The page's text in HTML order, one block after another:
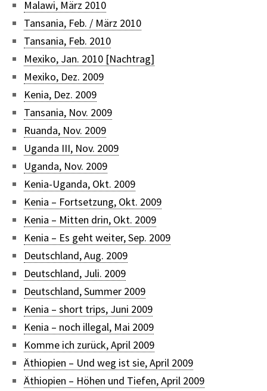
Malawi, März 2010
Tansania, Feb. / März 2010
Tansania, Feb. 2010
Mexiko, Jan. 2010 [Nachtrag]
Mexiko, Dez. 2009
Kenia, Dez. 2009
Tansania, Nov. 2009
Ruanda, Nov. 2009
Uganda III, Nov. 2009
Uganda, Nov. 2009
Kenia-Uganda, Okt. 2009
Kenia – Fortsetzung, Okt. 2009
Kenia – Mitten drin, Okt. 2009
Kenia – Es geht weiter, Sep. 2009
Deutschland, Aug. 2009
Deutschland, Juli. 2009
Deutschland, Summer 2009
Kenia – short trips, Juni 2009
Kenia – noch illegal, Mai 2009
Komme ich zurück, April 2009
Äthiopien – Und weg ist sie, April 2009
Äthiopien – Höhen und Tiefen, April 2009